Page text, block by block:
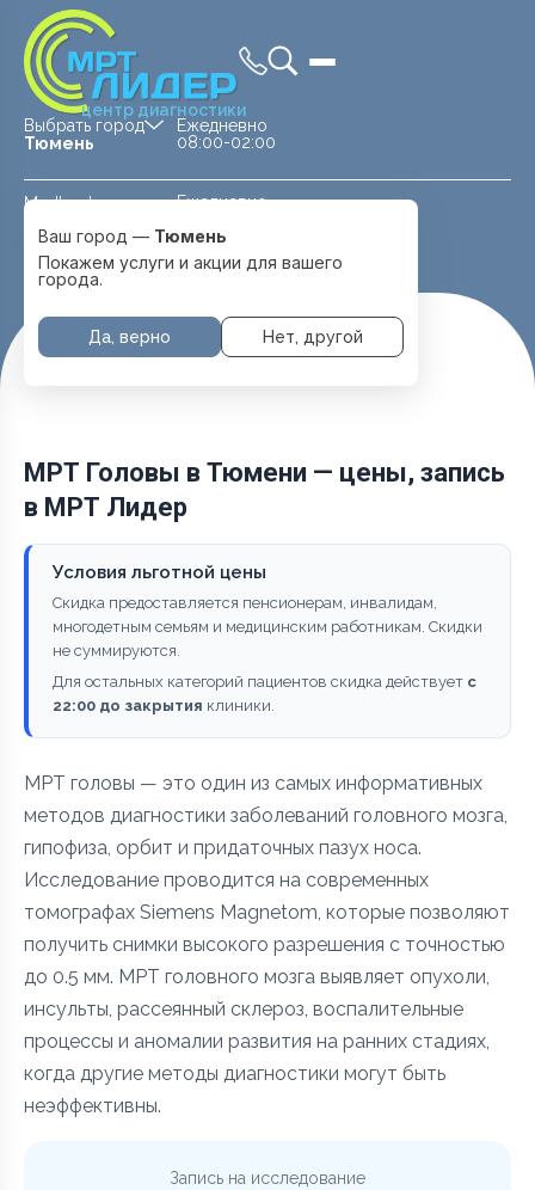
центр диагностики
Выбрать город
Тюмень
Medland —
Тюмень
Ежедневно
08:00-02:00
Ежедневно
Перейти
Ваш город — Тюмень
Покажем услуги и акции для вашего
города.
Да, верно Нет, другой
Главная Услуги и цены МРТ Головы
МРТ Головы в Тюмени — цены, запись
в МРТ Лидер
Условия льготной цены
Скидка предоставляется пенсионерам, инвалидам,
многодетным семьям и медицинским работникам. Скидки
не суммируются.
Для остальных категорий пациентов скидка действует с
22:00 до закрытия клиники.
МРТ головы — это один из самых информативных
методов диагностики заболеваний головного мозга,
гипофиза, орбит и придаточных пазух носа.
Исследование проводится на современных
томографах Siemens Magnetom, которые позволяют
получить снимки высокого разрешения с точностью
до 0.5 мм. МРТ головного мозга выявляет опухоли,
инсульты, рассеянный склероз, воспалительные
процессы и аномалии развития на ранних стадиях,
когда другие методы диагностики могут быть
неэффективны.
Запись на исследование